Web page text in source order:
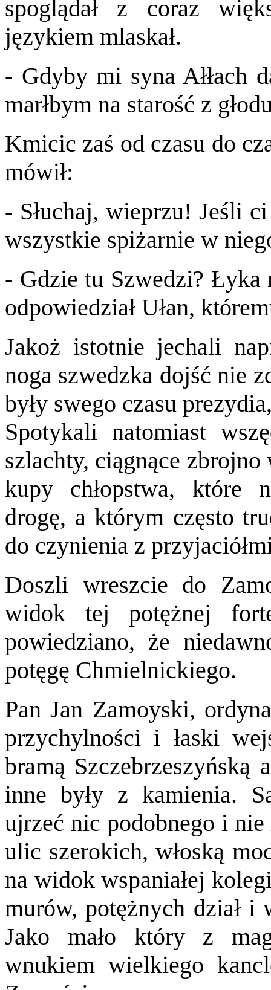
spoglądał z coraz
językiem mlaskał.
- Gdyby mi syna Ałłach
marłbym na starość z
Kmicic zaś od czasu do
mówił:
- Słuchaj, wieprzu! Jeśli
wszystkie spiżarnie w
- Gdzie tu Szwedzi? Łyka
odpowiedział Ułan,
Jakoż istotnie jechali
noga szwedzka dojść nie
były swego czasu
Spotykali natomiast
szlachty, ciągnące
kupy chłopstwa, które
drogę, a którym często
do czynienia z
Doszli wreszcie do
widok tej potężnej
powiedziano, że
potęgę Chmielnickiego.
Pan Jan Zamoyski,
przychylności i łaski
bramą
inne były z kamienia.
ujrzeć nic podobnego i
ulic szerokich, włoską
na widok wspaniałej
murów, potężnych dział i
Jako mało który z
wnukiem wielkiego